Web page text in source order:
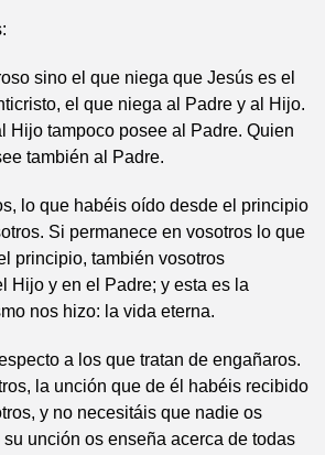
sino el que niega que Jesús es el
el que niega al Padre y al Hijo.
Hijo tampoco posee al Padre. Quien
también al Padre.
lo que habéis oído desde el principio
Si permanece en vosotros lo que
principio, también vosotros
Hijo y en el Padre; y esta es la
nos hizo: la vida eterna.
a los que tratan de engañaros.
la unción que de él habéis recibido
y no necesitáis que nadie os
unción os enseña acerca de todas